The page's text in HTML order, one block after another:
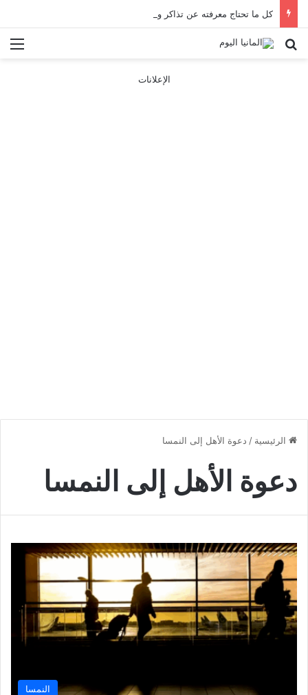
كل ما تحتاج معرفته عن تذاكر ووسائل النقل في باريس 2025
بحث عن
الإعلانات
الرئيسية / دعوة الأهل إلى النمسا
دعوة الأهل إلى النمسا
النمسا